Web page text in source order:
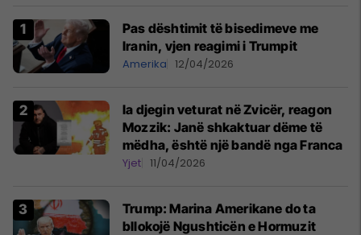
Pas dështimit të bisedimeve me
Iranin, vjen reagimi i Trumpit
Amerika 12/04/2026
Ia djegin veturat në Zvicër, reagon
Mozzik: Janë shkaktuar dëme të
mëdha, është një bandë nga Franca
Yjet 11/04/2026
Trump: Marina Amerikane do ta
bllokojë Ngushticën e Hormuzit